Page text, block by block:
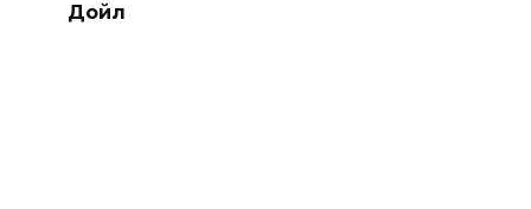
Дойл